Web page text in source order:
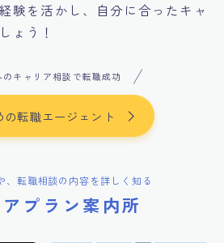
験を活かし、自分に合ったキャ
ょう！
のキャリア相談で転職成功
の転職エージェント
、転職相談の内容を詳しく知る
プラン案内所